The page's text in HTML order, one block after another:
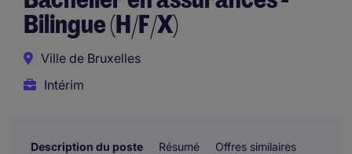
Bilingue (H/F/X)
Ville de Bruxelles
Intérim
Description du poste Résumé Offres similaires